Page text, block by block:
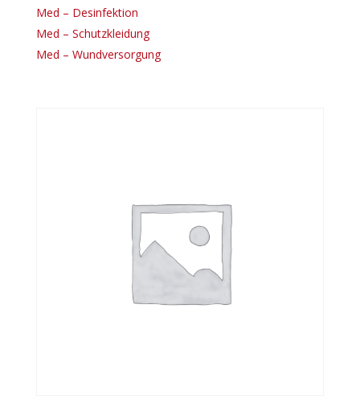
Med – Desinfektion
Med – Schutzkleidung
Med – Wundversorgung